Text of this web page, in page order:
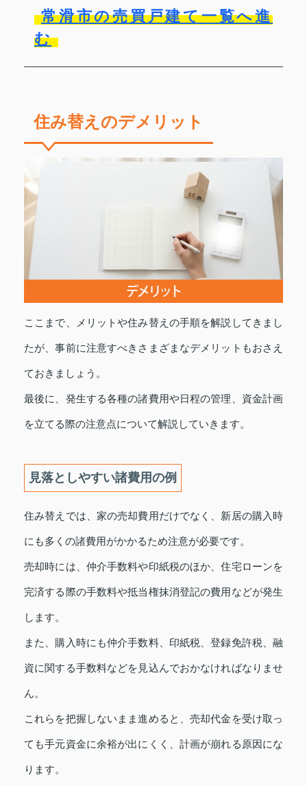
常滑市の売買戸建て一覧へ進
む
住み替えのデメリット
ここまで、メリットや住み替えの手順を解説してきまし
たが、事前に注意すべきさまざまなデメリットもおさえ
ておきましょう。
最後に、発生する各種の諸費用や日程の管理、資金計画
を立てる際の注意点について解説していきます。
見落としやすい諸費用の例
住み替えでは、家の売却費用だけでなく、新居の購入時
にも多くの諸費用がかかるため注意が必要です。
売却時には、仲介手数料や印紙税のほか、住宅ローンを
完済する際の手数料や抵当権抹消登記の費用などが発生
します。
また、購入時にも仲介手数料、印紙税、登録免許税、融
資に関する手数料などを見込んでおかなければなりませ
ん。
これらを把握しないまま進めると、売却代金を受け取っ
ても手元資金に余裕が出にくく、計画が崩れる原因にな
ります。